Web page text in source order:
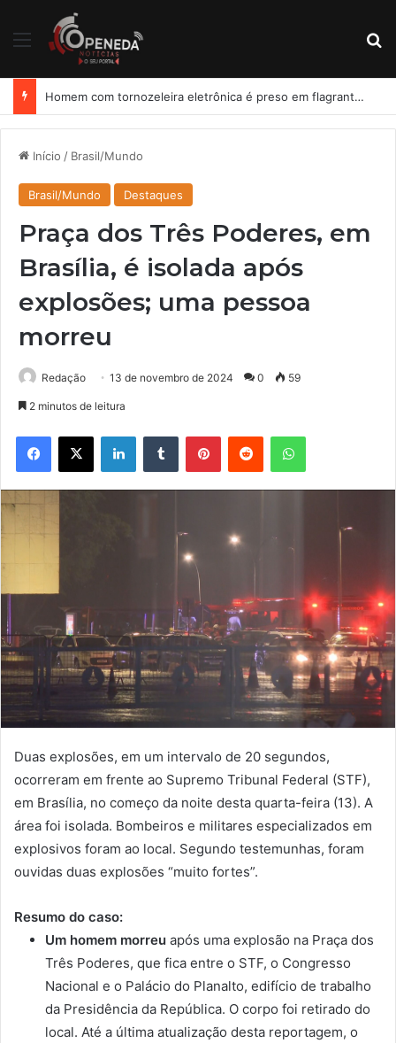
Menu
Homem com tornozeleira eletrônica é preso em flagrante por importunação sexual em condomínio de Arapiraca
Início / Brasil/Mundo
Brasil/Mundo Destaques
Praça dos Três Poderes, em
Brasília, é isolada após
explosões; uma pessoa
morreu
Redação 13 de novembro de 2024 0 59
2 minutos de leitura
Facebook
X LinkedinTumblr PinterestReddit WhatsApp
Duas explosões, em um intervalo de 20 segundos,
ocorreram em frente ao Supremo Tribunal Federal (STF),
em Brasília, no começo da noite desta quarta-feira (13). A
área foi isolada. Bombeiros e militares especializados em
explosivos foram ao local. Segundo testemunhas, foram
ouvidas duas explosões “muito fortes”.
Resumo do caso:
Um homem morreu após uma explosão na Praça dos
Três Poderes, que fica entre o STF, o Congresso
Nacional e o Palácio do Planalto, edifício de trabalho
da Presidência da República. O corpo foi retirado do
local. Até a última atualização desta reportagem, o